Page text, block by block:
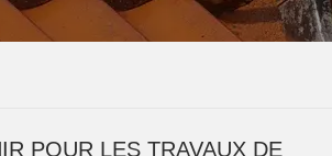
POUR LES TRAVAUX DE